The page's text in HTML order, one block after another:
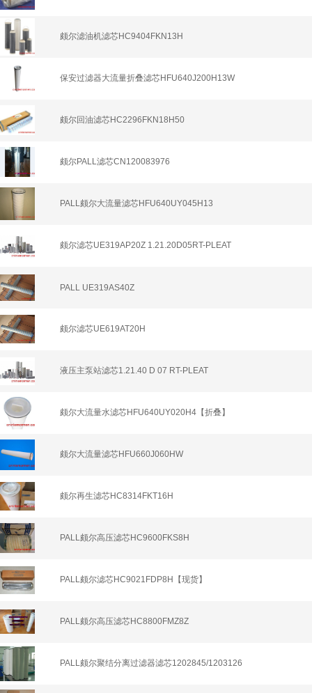
颇尔滤油机滤芯HC9404FKN13H
保安过滤器大流量折叠滤芯HFU640J200H13W
颇尔回油滤芯HC2296FKN18H50
颇尔PALL滤芯CN120083976
PALL颇尔大流量滤芯HFU640UY045H13
颇尔滤芯UE319AP20Z 1.21.20D05RT-PLEAT
PALL UE319AS40Z
颇尔滤芯UE619AT20H
液压主泵站滤芯1.21.40 D 07 RT-PLEAT
颇尔大流量水滤芯HFU640UY020H4【折叠】
颇尔大流量滤芯HFU660J060HW
颇尔再生滤芯HC8314FKT16H
PALL颇尔高压滤芯HC9600FKS8H
PALL颇尔滤芯HC9021FDP8H【现货】
PALL颇尔高压滤芯HC8800FMZ8Z
PALL颇尔聚结分离过滤器滤芯1202845/1203126